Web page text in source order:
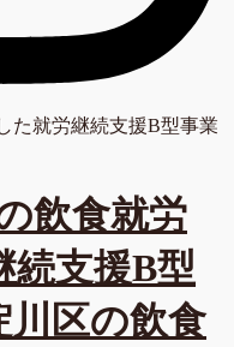
た就労継続支援B型事業